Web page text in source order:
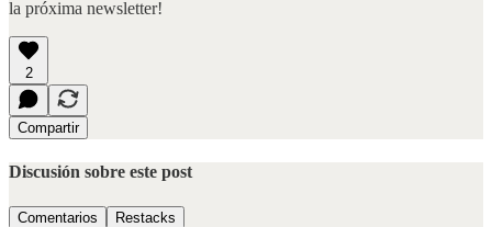
la próxima newsletter!
2
Compartir
Discusión sobre este post
Comentarios Restacks